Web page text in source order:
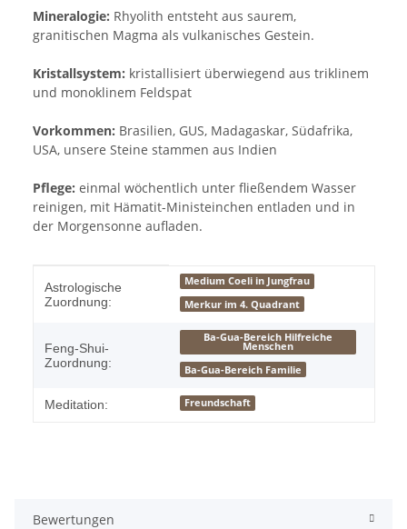
Mineralogie: Rhyolith entsteht aus saurem,
granitischen Magma als vulkanisches Gestein.
Kristallsystem: kristallisiert überwiegend aus triklinem
und monoklinem Feldspat
Vorkommen: Brasilien, GUS, Madagaskar, Südafrika,
USA, unsere Steine stammen aus Indien
Pflege: einmal wöchentlich unter fließendem Wasser
reinigen, mit Hämatit-Ministeinchen entladen und in
der Morgensonne aufladen.
Produkteigenschaft
Wert
Astrologische
Zuordnung:
Medium Coeli in Jungfrau
Merkur im 4. Quadrant
Feng-Shui-
Zuordnung:
Ba-Gua-Bereich Hilfreiche
Menschen
Ba-Gua-Bereich Familie
Meditation: Freundschaft
Bewertungen